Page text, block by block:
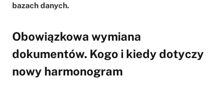
bazach danych.
Obowiązkowa wymiana
dokumentów. Kogo i kiedy dotyczy
nowy harmonogram